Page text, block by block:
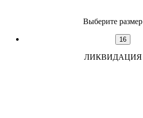
Выберите размер
16
ЛИКВИДАЦИЯ